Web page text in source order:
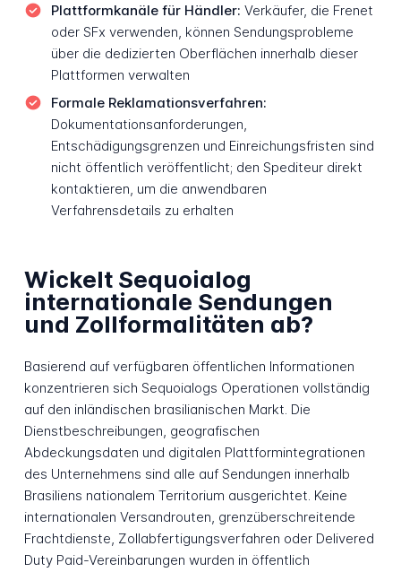
Plattformkanäle für Händler: Verkäufer, die Frenet
oder SFx verwenden, können Sendungsprobleme
über die dedizierten Oberflächen innerhalb dieser
Plattformen verwalten
Formale Reklamationsverfahren:
Dokumentationsanforderungen,
Entschädigungsgrenzen und Einreichungsfristen sind
nicht öffentlich veröffentlicht; den Spediteur direkt
kontaktieren, um die anwendbaren
Verfahrensdetails zu erhalten
Wickelt Sequoialog
internationale Sendungen
und Zollformalitäten ab?
Basierend auf verfügbaren öffentlichen Informationen
konzentrieren sich Sequoialogs Operationen vollständig
auf den inländischen brasilianischen Markt. Die
Dienstbeschreibungen, geografischen
Abdeckungsdaten und digitalen Plattformintegrationen
des Unternehmens sind alle auf Sendungen innerhalb
Brasiliens nationalem Territorium ausgerichtet. Keine
internationalen Versandrouten, grenzüberschreitende
Frachtdienste, Zollabfertigungsverfahren oder Delivered
Duty Paid-Vereinbarungen wurden in öffentlich